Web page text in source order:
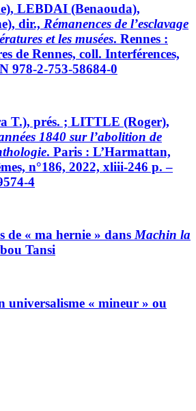
LEBDAI (Benaouda),
dir., Rémanences de l’esclavage
et les musées. Rennes :
de Rennes, coll. Interférences,
978-2-753-58684-0
T.), prés. ; LITTLE (Roger),
1840 sur l’abolition de
. Paris : L’Harmattan,
n°186, 2022, xliii-246 p. –
4
de « ma hernie » dansMachin la
Tansi
universalisme « mineur » ou